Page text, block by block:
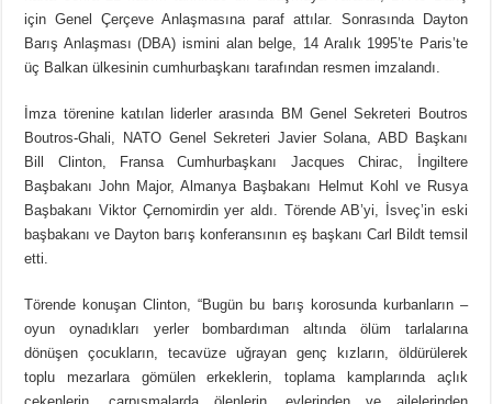
için Genel Çerçeve Anlaşmasına paraf attılar. Sonrasında Dayton
Barış Anlaşması (DBA) ismini alan belge, 14 Aralık 1995’te Paris’te
üç Balkan ülkesinin cumhurbaşkanı tarafından resmen imzalandı.
İmza törenine katılan liderler arasında BM Genel Sekreteri Boutros
Boutros-Ghali, NATO Genel Sekreteri Javier Solana, ABD Başkanı
Bill Clinton, Fransa Cumhurbaşkanı Jacques Chirac, İngiltere
Başbakanı John Major, Almanya Başbakanı Helmut Kohl ve Rusya
Başbakanı Viktor Çernomirdin yer aldı. Törende AB’yi, İsveç’in eski
başbakanı ve Dayton barış konferansının eş başkanı Carl Bildt temsil
etti.
Törende konuşan Clinton, “Bugün bu barış korosunda kurbanların –
oyun oynadıkları yerler bombardıman altında ölüm tarlalarına
dönüşen çocukların, tecavüze uğrayan genç kızların, öldürülerek
toplu mezarlara gömülen erkeklerin, toplama kamplarında açlık